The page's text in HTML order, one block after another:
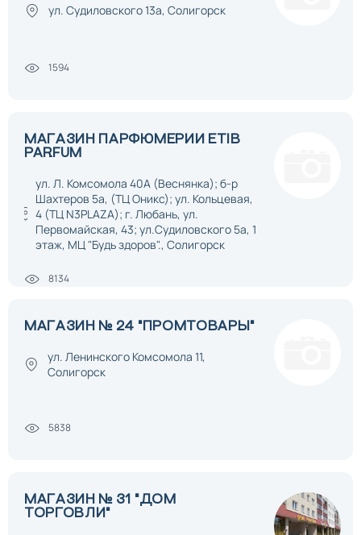
ул. Судиловского 13а, Солигорск
1594
МАГАЗИН ПАРФЮМЕРИИ ETIB
PARFUM
ул. Л. Комсомола 40А (Веснянка); б-р
Шахтеров 5а, (ТЦ Оникс); ул. Кольцевая,
4 (ТЦ N3PLAZA); г. Любань, ул.
Первомайская, 43; ул.Судиловского 5а, 1
этаж, МЦ "Будь здоров"., Солигорск
8134
МАГАЗИН № 24 "ПРОМТОВАРЫ"
ул. Ленинского Комсомола 11,
Солигорск
5838
МАГАЗИН № 31 "ДОМ
ТОРГОВЛИ"